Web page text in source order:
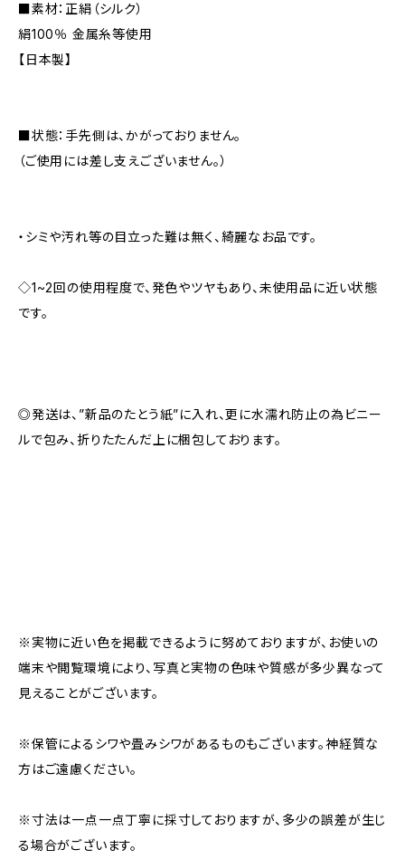
■素材：正絹（シルク）
絹100％ 金属糸等使用
【日本製】
■状態：手先側は、かがっておりません。
（ご使用には差し支えございません。）
・シミや汚れ等の目立った難は無く、綺麗なお品です。
◇1~2回の使用程度で、発色やツヤもあり、未使用品に近い状態
です。
◎発送は、”新品のたとう紙”に入れ、更に水濡れ防止の為ビニー
ルで包み、折りたたんだ上に梱包しております。
※実物に近い色を掲載できるように努めておりますが、お使いの
端末や閲覧環境により、写真と実物の色味や質感が多少異なって
見えることがございます。
※保管によるシワや畳みシワがあるものもございます。神経質な
方はご遠慮ください。
※寸法は一点一点丁寧に採寸しておりますが、多少の誤差が生じ
る場合がございます。